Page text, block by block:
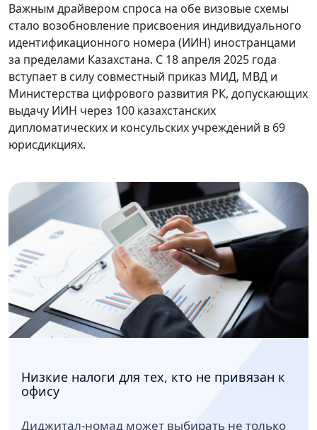
Важным драйвером спроса на обе визовые схемы
стало возобновление присвоения индивидуального
идентификационного номера (ИИН) иностранцами
за пределами Казахстана. С 18 апреля 2025 года
вступает в силу совместный приказ МИД, МВД и
Министерства цифрового развития РК, допускающих
выдачу ИИН через 100 казахстанских
дипломатических и консульских учреждений в 69
юрисдикциях.
Низкие налоги для тех, кто не привязан к
офису
Диджитал-номад может выбирать не только